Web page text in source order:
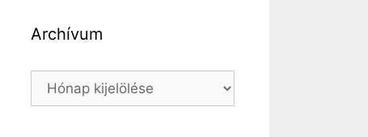
Archívum
Archívum